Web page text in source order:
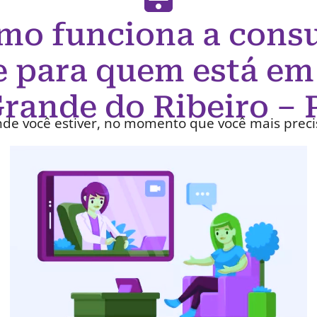
funciona a
para quem está
do Ribeiro –
você estiver, no momento que você mais